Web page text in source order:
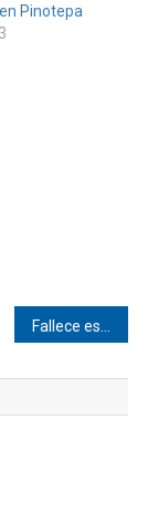
Pinotepa
Fallece estudiante de San Pedro Amuzgos